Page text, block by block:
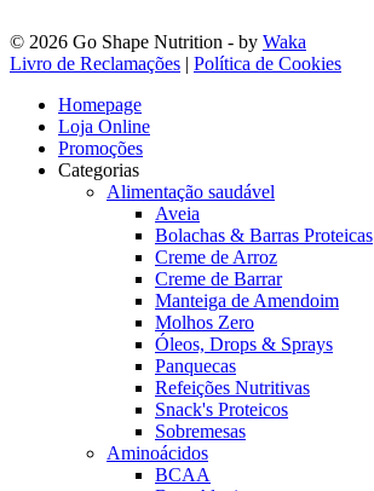
© 2026 Go Shape Nutrition - by Waka
Livro de Reclamações | Política de Cookies
Homepage
Loja Online
Promoções
Categorias
Alimentação saudável
Aveia
Bolachas & Barras Proteicas
Creme de Arroz
Creme de Barrar
Manteiga de Amendoim
Molhos Zero
Óleos, Drops & Sprays
Panquecas
Refeições Nutritivas
Snack's Proteicos
Sobremesas
Aminoácidos
BCAA